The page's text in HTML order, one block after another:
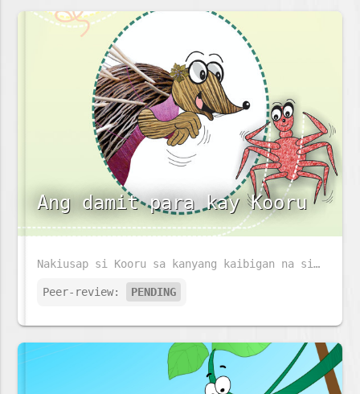
Ang damit para kay Kooru
Nakiusap si Kooru sa kanyang kaibigan na si Gethum na sya ay gawan ng damit na kanyang susuotin sa bagong taon. Magagawan kaya siya ng damit ni Gethum?
Peer-review: PENDING